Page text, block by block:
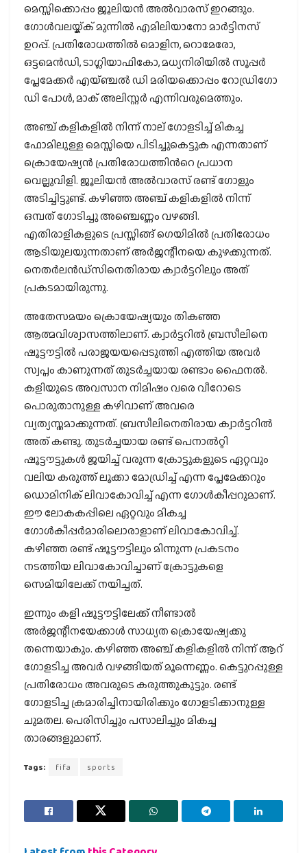
മെസ്സിക്കൊപ്പം ജൂലിയന്‍ അല്‍വാരസ് ഇറങ്ങും.
ഗോള്‍വലയ്ക്ക് മുന്നില്‍ എമിലിയാനോ മാര്‍ട്ടിനസ്
ഉറപ്പ്. പ്രതിരോധത്തില്‍ മൊളിന, റൊമേരോ,
ഒട്ടമെന്‍ഡി, ടാഗ്ലിയാഫികോ, മധ്യനിരിയില്‍ സൂപ്പര്‍
പ്ലേമേക്കര്‍ എയ്ഞ്ചല്‍ ഡി മരിയക്കൊപ്പം റോഡ്രിഗോ
ഡി പോള്‍, മാക് അലിസ്റ്റര്‍ എന്നിവരുമെത്തും.
അഞ്ച് കളികളില്‍ നിന്ന് നാല് ഗോളടിച്ച് മികച്ച
ഫോമിലുള്ള മെസ്സിയെ പിടിച്ചുകെട്ടുക എന്നതാണ്
ക്രൊയേഷ്യന്‍ പ്രതിരോധത്തിന്‍റെ പ്രധാന
വെല്ലുവിളി. ജൂലിയന്‍ അല്‍വാരസ് രണ്ട് ഗോളും
അടിച്ചിട്ടുണ്ട്. കഴിഞ്ഞ അഞ്ച് കളികളില്‍ നിന്ന്
ഒമ്പത് ഗോടിച്ചു അഞ്ചെണ്ണം വഴങ്ങി.
എതിരാളികളുടെ പ്രസ്സിങ്ങ് ഗെയിമില്‍ പ്രതിരോധം
ആടിയുലയുന്നതാണ് അര്‍ജന്റീനയെ കുഴക്കുന്നത്.
നെതര്‍ലന്‍ഡ്സിനെതിരായ ക്വാര്‍ട്ടറിലും അത്
പ്രകടമായിരുന്നു.
അതേസമയം ക്രൊയേഷ്യയും തികഞ്ഞ
ആത്മവിശ്വാസത്തിലാണ്. ക്വാര്‍ട്ടറില്‍ ബ്രസീലിനെ
ഷൂട്ടൗട്ടില്‍ പരാജയയപ്പെടുത്തി എത്തിയ അവര്‍
സ്വപ്നം കാണുന്നത് തുടര്‍ച്ചയായ രണ്ടാം ഫൈനല്‍.
കളിയുടെ അവസാന നിമിഷം വരെ വീറോടെ
പൊരുതാനുള്ള കഴിവാണ് അവരെ
വ്യത്യസ്തമാക്കുന്നത്. ബ്രസീലിനെതിരായ ക്വാര്‍ട്ടറില്‍
അത് കണ്ടു. തുടര്‍ച്ചയായ രണ്ട് പെനാല്‍റ്റി
ഷൂട്ടൗട്ടുകള്‍ ജയിച്ച് വരുന്ന ക്രോട്ടുകളുടെ ഏറ്റവും
വലിയ കരുത്ത് ലൂക്കാ മോഡ്രിച്ച് എന്ന പ്ലേമേക്കറും
ഡൊമിനിക് ലിവാകോവിച്ച് എന്ന ഗോള്‍കീപ്പറുമാണ്.
ഈ ലോകകപ്പിലെ ഏറ്റവും മികച്ച
ഗോള്‍കീപ്പര്‍മാരിലൊരാളാണ് ലിവാകോവിച്ച്.
കഴിഞ്ഞ രണ്ട് ഷൂട്ടൗട്ടിലും മിന്നുന്ന പ്രകടനം
നടത്തിയ ലിവാകോവിച്ചാണ് ക്രോട്ടുകളെ
സെമിയിലേക്ക് നയിച്ചത്.
ഇന്നും കളി ഷൂട്ടൗട്ടിലേക്ക് നീണ്ടാല്‍
അര്‍ജന്റീനയേക്കാള്‍ സാധ്യത ക്രൊയേഷ്യക്കു
തന്നെയാകും. കഴിഞ്ഞ അഞ്ച് കളികളില്‍ നിന്ന് ആറ്
ഗോളടിച്ച അവര്‍ വഴങ്ങിയത് മൂന്നെണ്ണം. കെട്ടുറപ്പുള്ള
പ്രതിരോധം അവരുടെ കരുത്തുകുട്ടും. രണ്ട്
ഗോളടിച്ച ക്രമാരിച്ചിനായിരിക്കും ഗോളടിക്കാനുള്ള
ചുമതല. പെരിസിച്ചും പസാലിച്ചും മികച്ച
താരങ്ങളുമാണ്.
Tags: fifa sports